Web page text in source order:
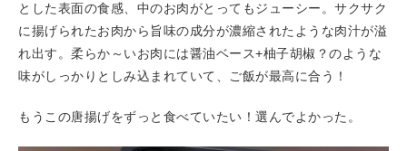
とした表面の食感、中のお肉がとってもジューシー。サクサク
に揚げられたお肉から旨味の成分が濃縮されたような肉汁が溢
れ出す。柔らか～いお肉には醤油ベース+柚子胡椒？のような
味がしっかりとしみ込まれていて、ご飯が最高に合う！
もうこの唐揚げをずっと食べていたい！選んでよかった。